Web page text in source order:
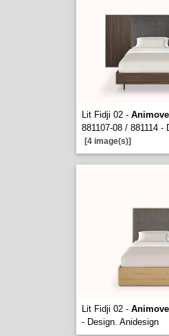
Lit Fidji 02 - Animovel
881107-08 / 881114 -
[4 image(s)]
Lit Fidji 02 - Animovel
- Design. Anidesign